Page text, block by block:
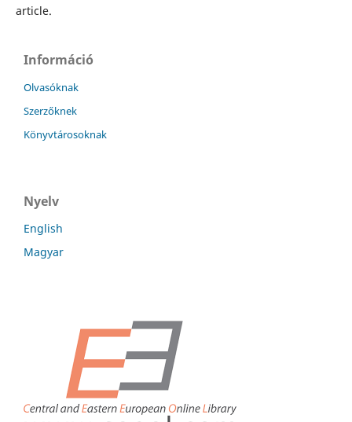
article.
Információ
Olvasóknak
Szerzőknek
Könyvtárosoknak
Nyelv
English
Magyar